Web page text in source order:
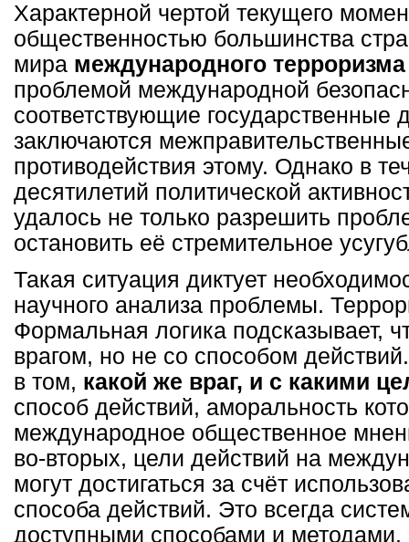
Характерной чертой текущего
общественностью большинства
мира международного терроризма
проблемой международной
соответствующие государственные
заключаются
противодействия этому. Однако в
десятилетий политической
удалось не только разрешить
остановить её стремительное
Такая ситуация диктует
научного анализа проблемы.
Формальная логика подсказывает,
врагом, но не со способом
в том, какой же враг, и с какими
способ действий, аморальность
международное общественное
во-вторых, цели действий на
могут достигаться за счёт
способа действий. Это всегда
доступными способами и методами.